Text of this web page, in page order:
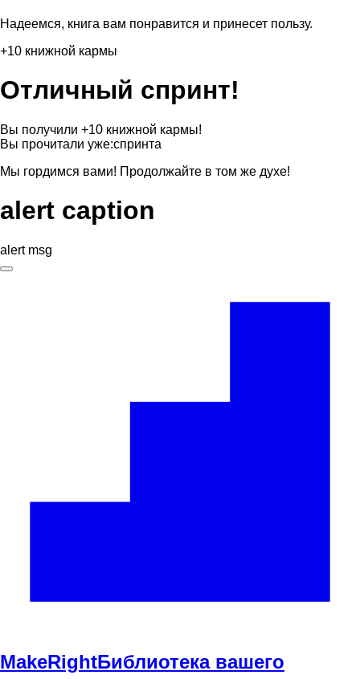
Надеемся, книга вам понравится и принесет пользу.
+10 книжной кармы
Отличный спринт!
Вы получили +10 книжной кармы!
Вы прочитали уже:спринта
Мы гордимся вами! Продолжайте в том же духе!
alert caption
alert msg
MakeRightБиблиотека вашего